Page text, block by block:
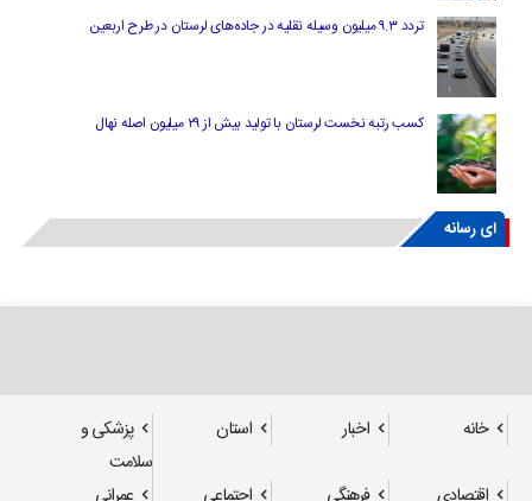
تردد ۹.۳ میلیون وسیله نقلیه در جاده‌های لرستان در طرح اربعین
کسب رتبه نخست لرستان با تولید بیش از ۲۹ میلیون اصله نهال
ای رسانه
خانه اخبار استان
پزشکی و
سلامت